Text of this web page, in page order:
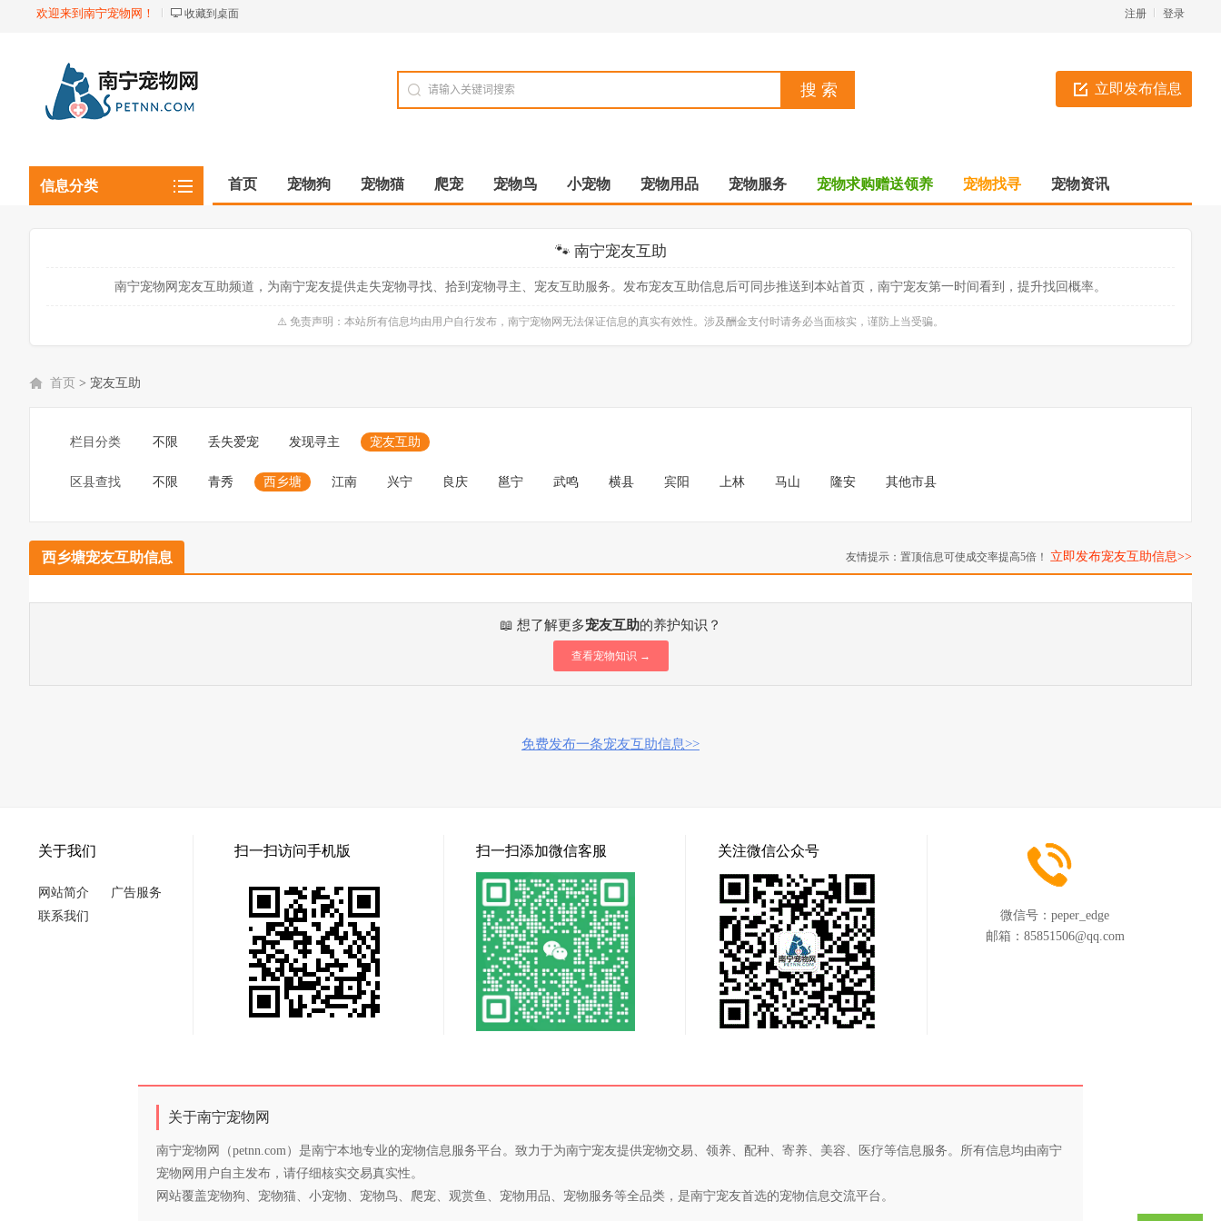
欢迎来到南宁宠物网！ 收藏到桌面 登录
注册
立即发布信息
信息分类 首页 宠物狗 宠物猫 爬宠 宠物鸟 小宠物 宠物用品 宠物服务 宠物求购赠送领养 宠物找寻 宠物资讯
🐾 南宁宠友互助
南宁宠物网宠友互助频道，为南宁宠友提供走失宠物寻找、拾到宠物寻主、宠友互助服务。发布宠友互助信息后可同步推送到本站首页，南宁宠友第一时间看到，提升找回概率。
⚠️ 免责声明：本站所有信息均由用户自行发布，南宁宠物网无法保证信息的真实有效性。涉及酬金支付时请务必当面核实，谨防上当受骗。
首页 > 宠友互助
栏目分类 不限 丢失爱宠 发现寻主 宠友互助
区县查找 不限 青秀 西乡塘 江南 兴宁 良庆 邕宁 武鸣 横县 宾阳 上林 马山 隆安 其他市县
西乡塘宠友互助信息 友情提示：置顶信息可使成交率提高5倍！ 立即发布宠友互助信息>>
📖 想了解更多宠友互助的养护知识？
查看宠物知识 →
免费发布一条宠友互助信息>>
关于我们
网站简介
广告服务
联系我们
扫一扫访问手机版 扫一扫添加微信客服 关注微信公众号
微信号： peper_edge
邮箱： 85851506@qq.com
关于南宁宠物网
南宁宠物网（petnn.com）是南宁本地专业的宠物信息服务平台。致力于为南宁宠友提供宠物交易、领养、配种、寄养、美容、医疗等信息服务。所有信息均由南宁
宠物网用户自主发布，请仔细核实交易真实性。
网站覆盖宠物狗、宠物猫、小宠物、宠物鸟、爬宠、观赏鱼、宠物用品、宠物服务等全品类，是南宁宠友首选的宠物信息交流平台。